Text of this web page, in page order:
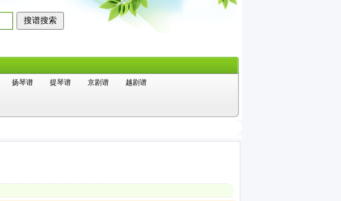
扬琴谱 提琴谱 京剧谱
越剧谱